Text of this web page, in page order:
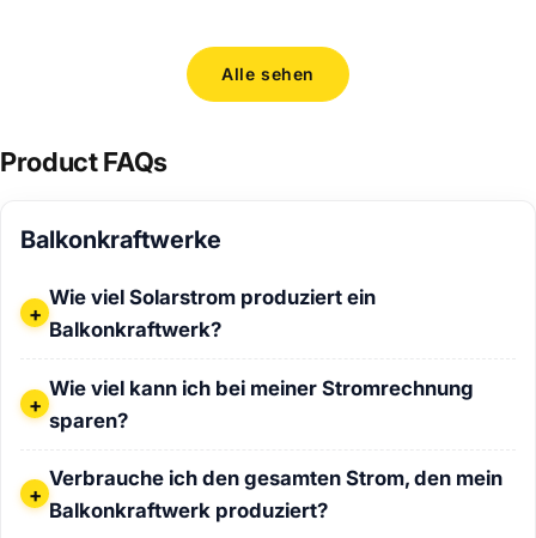
Alle sehen
Product FAQs
Balkonkraftwerke
Wie viel Solarstrom produziert ein
Balkonkraftwerk?
Wie viel kann ich bei meiner Stromrechnung
sparen?
Verbrauche ich den gesamten Strom, den mein
Balkonkraftwerk produziert?